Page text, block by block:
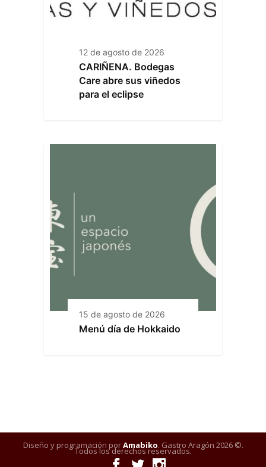
12 de agosto de 2026
CARIÑENA. Bodegas
Care abre sus viñedos
para el eclipse
15 de agosto de 2026
Menú día de Hokkaido
Diseño y programación porAmabiko. Gastro Aragón 2026 ©.
Todos los derechos reservados.